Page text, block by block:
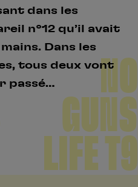
dans les
n°12 qu’il avait
Dans les
tous deux vont
passé…
NO
GUNS
LIFE T9